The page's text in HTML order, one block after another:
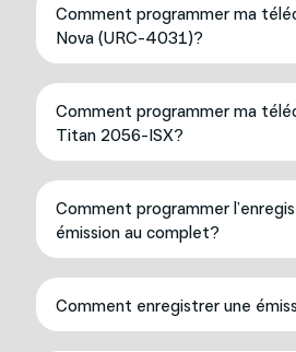
Comment programmer ma
Nova (URC-4031)?
Comment programmer ma
Titan 2056-ISX?
Comment programmer
émission au complet?
Comment enregistrer une